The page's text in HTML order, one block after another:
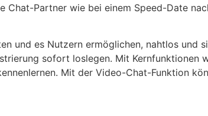
Chat-Partner wie bei einem Speed-Date
und es Nutzern ermöglichen, nahtlos und
sofort loslegen. Mit Kernfunktionen
Mit der Video-Chat-Funktion